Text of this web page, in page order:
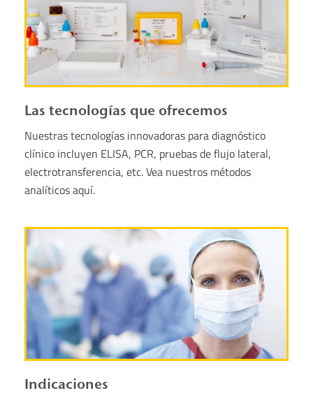
Las tecnologías que ofrecemos
Nuestras tecnologías innovadoras para diagnóstico
clínico incluyen ELISA, PCR, pruebas de flujo lateral,
electrotransferencia, etc. Vea nuestros métodos
analíticos aquí.
Indicaciones